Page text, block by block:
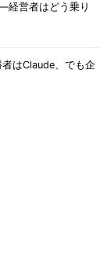
経営者はどう乗り
はClaude、でも企